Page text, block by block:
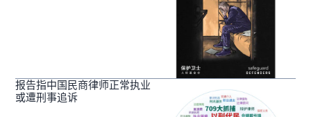
报告指中国民商律师正常执业
或遭刑事追诉